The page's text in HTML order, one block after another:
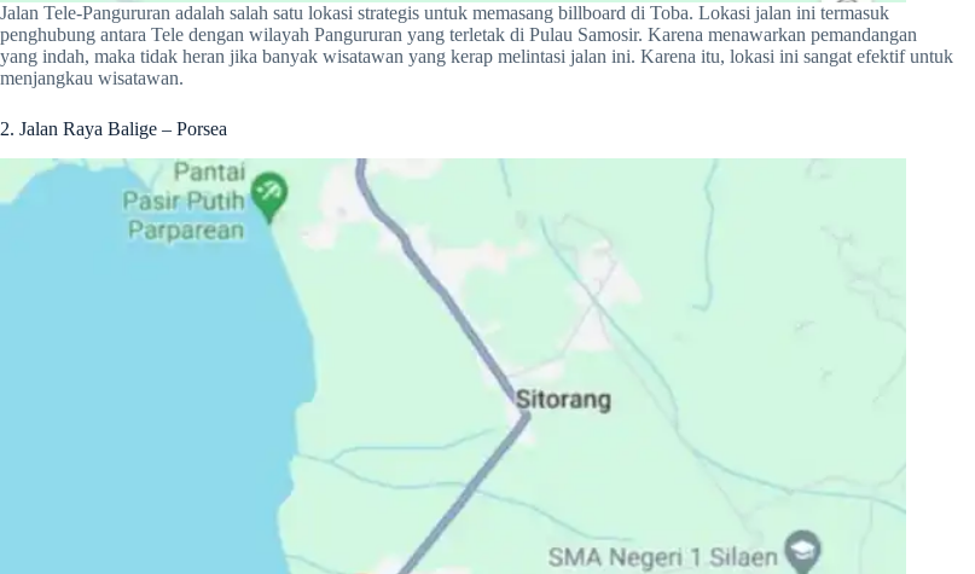
Jalan Tele-Pangururan adalah salah satu lokasi strategis untuk memasang billboard di Toba. Lokasi jalan ini termasuk
penghubung antara Tele dengan wilayah Pangururan yang terletak di Pulau Samosir. Karena menawarkan pemandangan
yang indah, maka tidak heran jika banyak wisatawan yang kerap melintasi jalan ini. Karena itu, lokasi ini sangat efektif untuk
menjangkau wisatawan.
2. Jalan Raya Balige – Porsea